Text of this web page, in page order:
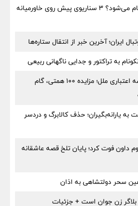
جنگ ایران و آمریکا تمام می‌شود؟ ۳ سناریوی پیش روی خاورمیانه
ایران؛ آخرین خبر از انتقال ستاره‌ها
به تراکتور و جدایی ناگهانی ربیعی
چرخش بزرگ در مؤسسه اعتباری ملل؛ مزایده ۱۰۰ همتی، گام
به یارانه‌بگیران؛ حذف کالابرگ و دردسر
داون فوت کرد؛ پایان تلخ قصه عاشقانه
سحر دولتشاهی به اذان
زن جوان است + جزئیات